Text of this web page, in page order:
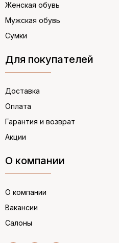
Женская обувь
Мужская обувь
Сумки
Для покупателей
Доставка
Оплата
Гарантия и возврат
Акции
О компании
О компании
Вакансии
Салоны